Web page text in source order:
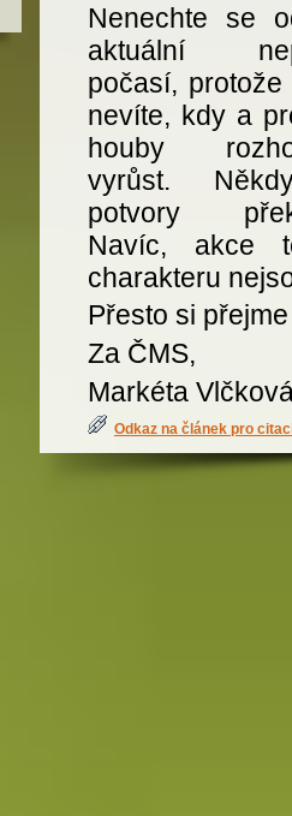
Nenechte se
aktuální
počasí, protože
nevíte, kdy a
houby
vyrůst.
potvory
Navíc, akce
charakteru
Přesto si
Za ČMS,
Markéta
Odkaz na článek pro